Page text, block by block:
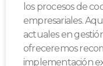
los procesos de
empresariales.
actuales en
ofreceremos
implementación